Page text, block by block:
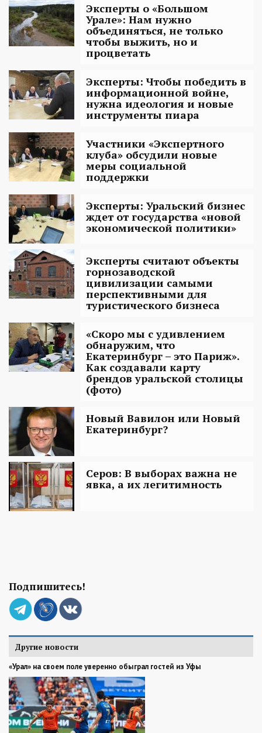
Эксперты о «Большом
Урале»: Нам нужно
объединяться, не только
чтобы выжить, но и
процветать
Эксперты: Чтобы победить в
информационной войне,
нужна идеология и новые
инструменты пиара
Участники «Экспертного
клуба» обсудили новые
меры социальной
поддержки
Эксперты: Уральский бизнес
ждет от государства «новой
экономической политики»
Эксперты считают объекты
горнозаводской
цивилизации самыми
перспективными для
туристического бизнеса
«Скоро мы с удивлением
обнаружим, что
Екатеринбург – это Париж».
Как создавали карту
брендов уральской столицы
(фото)
Новый Вавилон или Новый
Екатеринбург?
Серов: В выборах важна не
явка, а их легитимность
Подпишитесь!
Другие новости
«Урал» на своем поле уверенно обыграл гостей из Уфы